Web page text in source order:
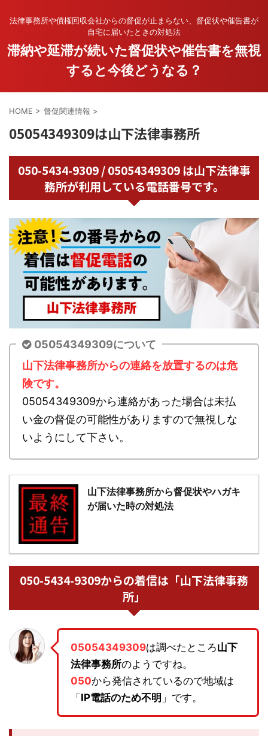
法律事務所や債権回収会社からの督促が止まらない、督促状や催告書が
自宅に届いたときの対処法
滞納や延滞が続いた督促状や催告書を無視
すると今後どうなる？
HOME > 督促関連情報 >
05054349309は山下法律事務所
050-5434-9309 / 05054349309 は山下法律事
務所が利用している電話番号です。
05054349309について
山下法律事務所からの連絡を放置するのは危
険です。
05054349309から連絡があった場合は未払
い金の督促の可能性がありますので無視しな
いようにして下さい。
山下法律事務所から督促状やハガキ
が届いた時の対処法
050-5434-9309からの着信は「山下法律事務
所」
05054349309は調べたところ山下
法律事務所のようですね。
050から発信されているので地域は
「 IP電話のため不明 」です。